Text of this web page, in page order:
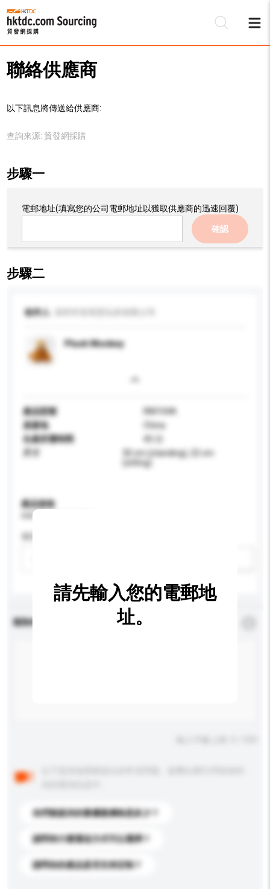
聯絡供應商
以下訊息將傳送給供應商:
查詢來源: 貿發網採購
步驟一
電郵地址(填寫您的公司電郵地址以獲取供應商的迅速回覆)
確認
步驟二
收件人
Plush Monkey
產品型號
RM104A
原產地
China
生產所需時間
45 日
30 cm (standing), 22 cm
(sitting)
產品規格
查詢內容
你們能提供的最優惠價格是多少？
請問有什麼運送方式可以選擇？
請問你的產品是否支持定制？
請先輸入您的電郵地
址。